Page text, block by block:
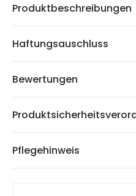
Produktbeschreibungen
Haftungsauschluss
Bewertungen
Pflegehinweis